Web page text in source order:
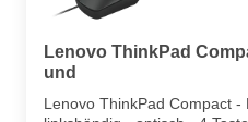
Lenovo ThinkPad
und
Lenovo ThinkPad Compact -